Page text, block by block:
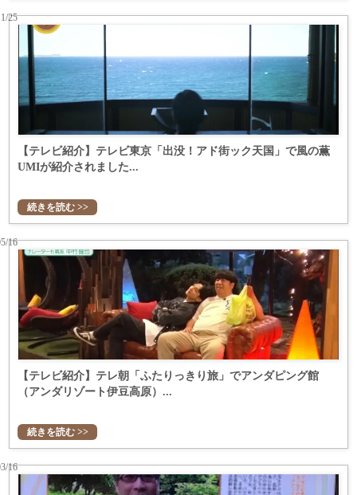
【テレビ紹介】テレビ東京「出没！アド街ック天国」で風の薫
UMIが紹介されました...
25
続きを読む >>
【テレビ紹介】テレ朝「ふたりっきり旅」でアンダピング館
（アンダリゾート伊豆高原）...
16
続きを読む >>
16